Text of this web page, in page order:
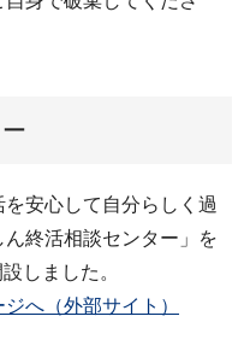
を安心して自分らしく過
終活相談センター」を
しました。
へ（外部サイト）